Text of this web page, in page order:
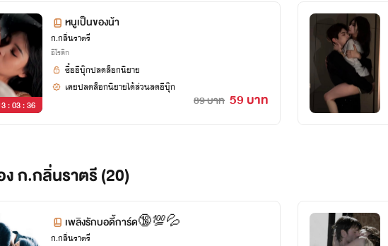
ท์หวังว่าจะถูกใจกันสักเรื่องนะคะ
: 03 : 35
หนูเป็นของน้า
ก.กลิ่นราตรี
อีโรติก
89 บาท 59 บาท
ซื้ออีบุ๊กปลดล็อกนิยาย
เคยปลดล็อกนิยายได้ส่วนลดอีบุ๊ก
ก.กลิ่นราตรี (20)
เพลิงรักบอดี้การ์ด🔞💯💦
ก.กลิ่นราตรี